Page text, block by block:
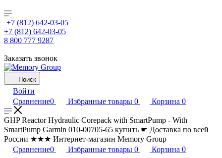
+7 (812) 642-03-05
+7 (812) 642-03-05
8 800 777 9287
Заказать звонок
Поиск
Войти
Сравнение0 Избранные товары 0 Корзина 0
GHP Reactor Hydraulic Corepack with SmartPump - With
SmartPump Garmin 010-00705-65 купить ☛ Доставка по всей
России ★★★ Интернет-магазин Memory Group
Сравнение0 Избранные товары 0 Корзина 0